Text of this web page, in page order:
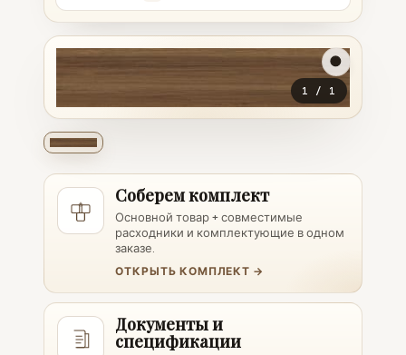
1 / 1
Соберем комплект
Основной товар + совместимые
расходники и комплектующие в одном
заказе.
ОТКРЫТЬ КОМПЛЕКТ →
Документы и
спецификации